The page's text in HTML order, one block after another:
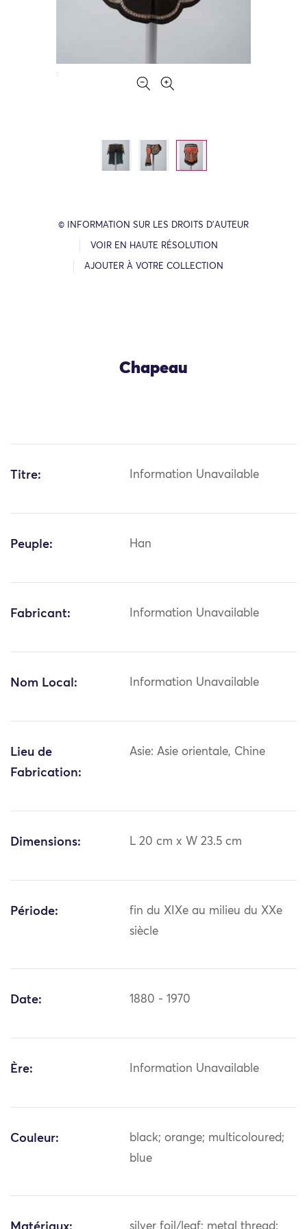
© INFORMATION SUR LES DROITS D’AUTEUR
VOIR EN HAUTE RÉSOLUTION
AJOUTER À VOTRE COLLECTION
Chapeau
Titre: Information Unavailable
Peuple: Han
Fabricant: Information Unavailable
Nom Local: Information Unavailable
Lieu de
Fabrication:
Asie: Asie orientale, Chine
Dimensions: L 20 cm x W 23.5 cm
Période:
fin du XIXe au milieu du XXe
siècle
Date: 1880 - 1970
Ère: Information Unavailable
Couleur:
black; orange; multicoloured;
blue